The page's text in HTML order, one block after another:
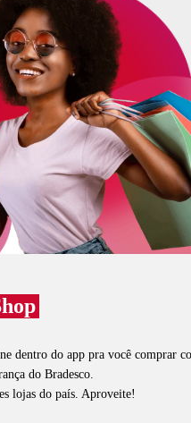
dentro do app pra você comprar
do Bradesco.
lojas do país. Aproveite!